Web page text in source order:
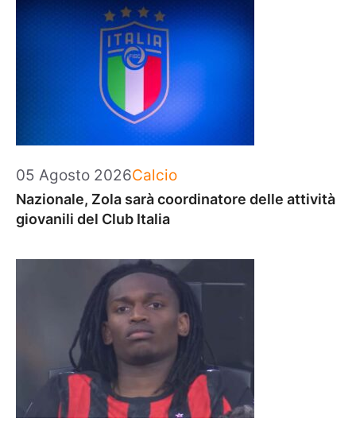
05 Agosto 2026Categorie
Calcio
Nazionale, Zola sarà coordinatore delle attività
giovanili del Club Italia